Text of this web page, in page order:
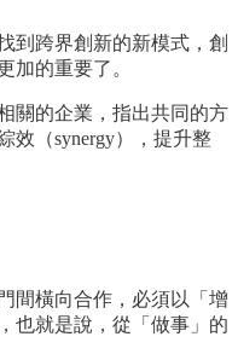
到跨界創新的新模式，創
加的重要了。
關的企業，指出共同的方
效（synergy），提升整
間橫向合作，必須以「增
也就是說，從「做事」的